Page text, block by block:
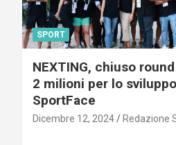
SPORT
NEXTING, chiuso
2 milioni per lo
SportFace
Dicembre 12, 2024 Redazione